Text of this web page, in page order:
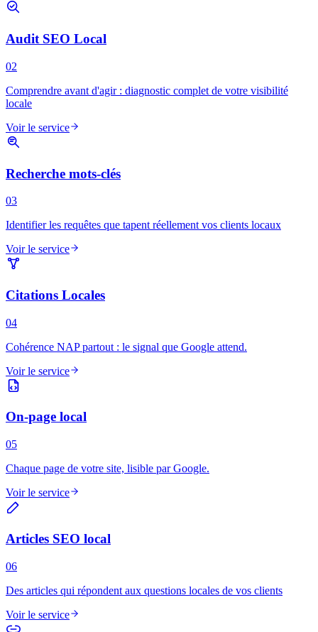
Audit SEO Local
02
Comprendre avant d'agir : diagnostic complet de votre visibilité
locale
Voir le service
Recherche mots-clés
03
Identifier les requêtes que tapent réellement vos clients locaux
Voir le service
Citations Locales
04
Cohérence NAP partout : le signal que Google attend.
Voir le service
On-page local
05
Chaque page de votre site, lisible par Google.
Voir le service
Articles SEO local
06
Des articles qui répondent aux questions locales de vos clients
Voir le service